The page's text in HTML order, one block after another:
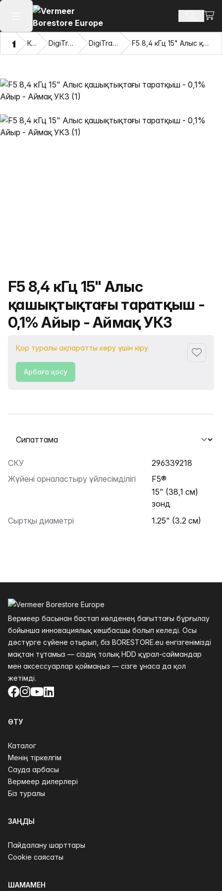
Негізгі мәзірді ашу Іздеу
Үй Каталог DigiTrak® таратқыштары DigiTrak F5® таратқыштары F5 8,4 кГц 15" Алыс қашықтықтағы таратқыш - 0,1% Айыр - Аймақ УК3
Өнімнің атауы
F5 8,4 кГц 15" Алыс
қашықтықтағы таратқыш -
0,1% Айыр - Аймақ УК3
Қор туралы ақпаратты көру үшін кіру
Арбаға қосу
Қойындыны таңдау
СКУ
296339218
Жүйені орналастыру үйлесімділігі
F5®
15" (38,1 см)
зонд
Сыртқы диаметрі
1.25" (3.2 см)
Вермеер басынан бастап көлденең бағыттағы бұрғылау
бойынша инновациялық көшбасшы болып келеді. Осы
дәстүрге сүйене отырып, біз BORESTORE.eu енгізгенімізді
мақтан тұтамыз — сіздің толық HDD құрал-саймандар
мен аксессуарлар қоймаңыз — сізге ұнаса да қол
жетімді.
Facebook
Instagram
YouTube
LinkedIn
ӨТУ
Каталог
Менің тіркелгім
Сауда арбасы
Вермеер дилерлері
Біз туралы
ЗАҢДЫ
Пайдалану шарттары
Cookie саясаты
ШАМАМЕН